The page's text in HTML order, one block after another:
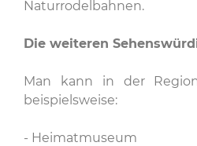
Naturrodelbahnen.
Die weiteren
Man kann in der
beispielsweise:
- Heimatmuseum